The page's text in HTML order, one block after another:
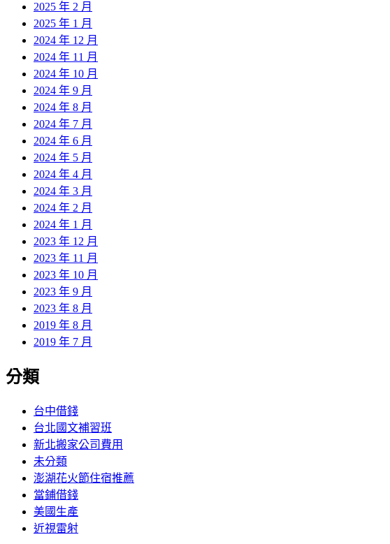
2025 年 2 月
2025 年 1 月
2024 年 12 月
2024 年 11 月
2024 年 10 月
2024 年 9 月
2024 年 8 月
2024 年 7 月
2024 年 6 月
2024 年 5 月
2024 年 4 月
2024 年 3 月
2024 年 2 月
2024 年 1 月
2023 年 12 月
2023 年 11 月
2023 年 10 月
2023 年 9 月
2023 年 8 月
2019 年 8 月
2019 年 7 月
分類
台中借錢
台北國文補習班
新北搬家公司費用
未分類
澎湖花火節住宿推薦
當鋪借錢
美國生產
近視雷射